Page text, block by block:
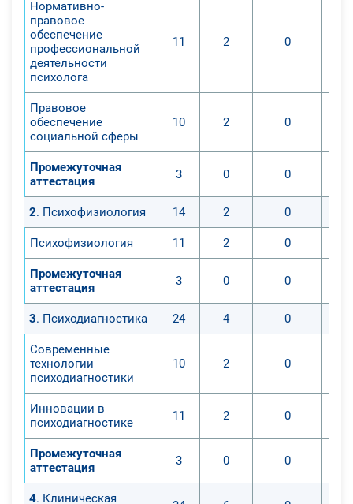
профессиональной деятельности
профиль профессиональной
деятельности – специалист по
социальной сфере».
В процессе обучения вы изучите:
- нормативно–правовое
возрастную психология;
- клиническую психологию;
- психологию семьи;
- психологию общения и
межличностного конфликта.
Тренинг делового общения;
- психологическое
Нормативно-
правовое
обеспечение
профессиональной
деятельности
психолога
11 2 0
Правовое
обеспечение
социальной сферы
10 2 0
Промежуточная
аттестация
3 0 0
2. Психофизиология 14 2 0
Психофизиология 11 2 0
Промежуточная
аттестация
3 0 0
3. Психодиагностика 24 4 0
Современные
технологии
психодиагностики
10 2 0
Инновации в
психодиагностике
11 2 0
Промежуточная
аттестация
3 0 0
4. Клиническая